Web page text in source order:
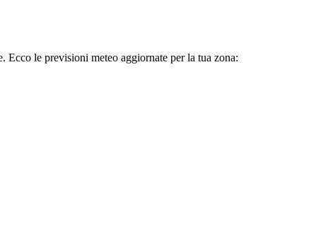
le previsioni meteo aggiornate per la tua zona: